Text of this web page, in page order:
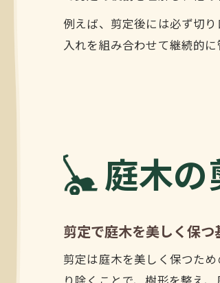
例えば、剪定後には必ず切
入れを組み合わせて継続的
庭木
剪定で庭木を美しく保
剪定は庭木を美しく保つた